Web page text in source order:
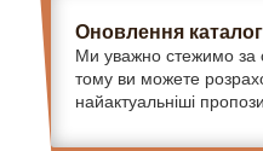
Оновлення
Ми уважно стежимо за
тому ви можете
найактуальніші